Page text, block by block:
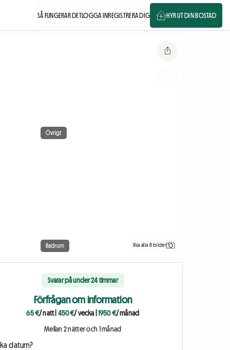
SÅ FUNGERAR DETLOGGA INREGISTRERA DIG HYR UT DIN BOSTAD
Övrigt
Badrum Visa alla 8 bilder
Svarar på under 24 timmar
Förfrågan om information
65 €/ natt| 450 €/ vecka 1950 €/ månad
Mellan 2 nätter och 1 månad
datum?